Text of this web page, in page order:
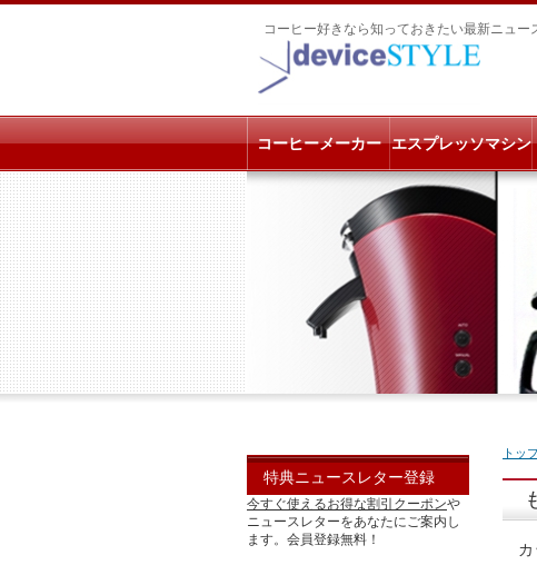
コーヒー好きなら知っておきたい最新ニュー
トッ
特典ニュースレター登録
今すぐ使えるお得な割引クーポンや
ニュースレターをあなたにご案内し
ます。会員登録無料！
コーヒーメーカー エスプレッソマシン